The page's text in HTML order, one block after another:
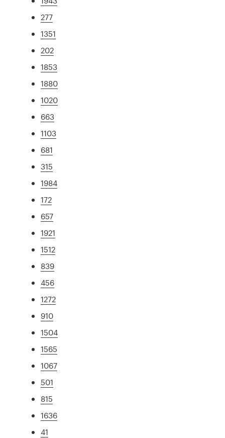
277
1351
202
1853
1880
1020
663
1103
681
315
1984
172
657
1921
1512
839
456
1272
910
1504
1565
1067
501
815
1636
41